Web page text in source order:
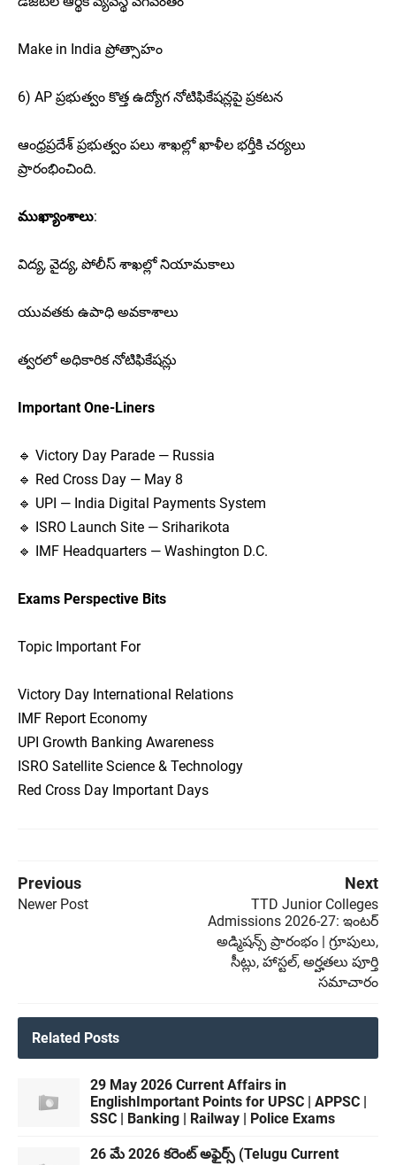
Make in India ప్రోత్సాహం
6) AP ప్రభుత్వం కొత్త ఉద్యోగ నోటిఫికేషన్లపై ప్రకటన
ఆంధ్రప్రదేశ్ ప్రభుత్వం పలు శాఖల్లో ఖాళీల భర్తీకి చర్యలు
ప్రారంభించింది.
ముఖ్యాంశాలు:
విద్య, వైద్య, పోలీస్ శాఖల్లో నియామకాలు
యువతకు ఉపాధి అవకాశాలు
త్వరలో అధికారిక నోటిఫికేషన్లు
Important One-Liners
🔹 Victory Day Parade — Russia
🔹 Red Cross Day — May 8
🔹 UPI — India Digital Payments System
🔹 ISRO Launch Site — Sriharikota
🔹 IMF Headquarters — Washington D.C.
Exams Perspective Bits
Topic Important For
Victory Day International Relations
IMF Report Economy
UPI Growth Banking Awareness
ISRO Satellite Science & Technology
Red Cross Day Important Days
Previous
Newer Post
Next
TTD Junior Colleges
Admissions 2026-27: ఇంటర్
అడ్మిషన్స్ ప్రారంభం | గ్రూపులు,
సీట్లు, హాస్టల్, అర్హతలు పూర్తి
సమాచారం
Related Posts
29 May 2026 Current Affairs in
EnglishImportant Points for UPSC | APPSC |
SSC | Banking | Railway | Police Exams
26 మే 2026 కరెంట్ అఫైర్స్ (Telugu Current